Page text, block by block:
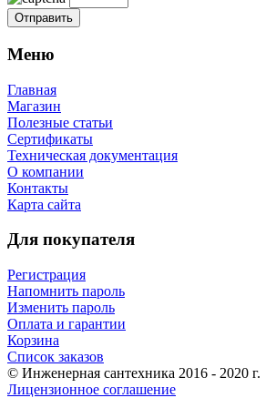
Меню
Главная
Магазин
Полезные статьи
Сертификаты
Техническая документация
О компании
Контакты
Карта сайта
Для покупателя
Регистрация
Напомнить пароль
Изменить пароль
Оплата и гарантии
Корзина
Список заказов
© Инженерная сантехника 2016 - 2020 г.
Лицензионное соглашение